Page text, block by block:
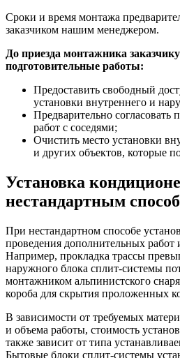
Сроки и время монтажа
заказчиком нашим менеджером.
До приезда монтажника
подготовительные работы:
Предоставить свободный
установки внутреннего и
Предварительно
работ с соседями;
Очистить место установки
и других объектов, которые
Установка
нестандартным
При нестандартном способе
проведения дополнительных работ
Например, прокладка трассы
наружного блока сплит-системы
монтажником альпинистского
короба для скрытия проложенных
В зависимости от требуемых
и объема работы, стоимость
также зависит от типа
Бытовые блоки сплит-системы